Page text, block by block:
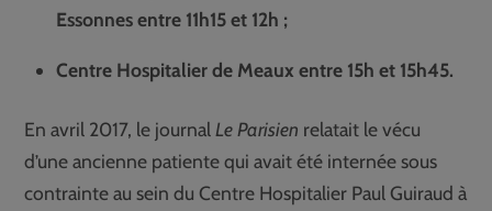
Essonnes entre 11h15 et 12h ;
Centre Hospitalier de Meaux entre 15h et 15h45.
En avril 2017, le journal Le Parisien relatait le vécu
d’une ancienne patiente qui avait été internée sous
contrainte au sein du Centre Hospitalier Paul Guiraud à